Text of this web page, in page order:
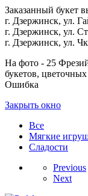
Заказанный букет
г. Дзержинск, ул.
г. Дзержинск, ул.
г. Дзержинск, ул.
На фото - 25
букетов,
Ошибка
Закрыть окно
Все
Мягкие
Сладости
Previous
Next